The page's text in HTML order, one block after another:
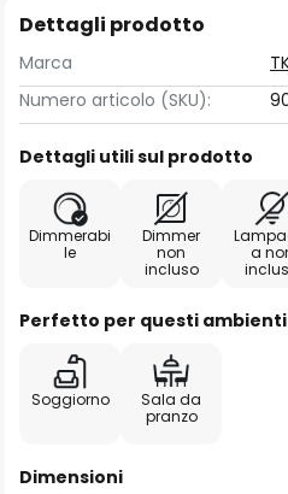
Dettagli prodotto
Marca
Numero articolo (SKU):
Dettagli utili sul prodotto
Dimmerabi
le
Dimmer
non
incluso
a
Perfetto per questi ambienti
Soggiorno
Sala da
pranzo
Dimensioni